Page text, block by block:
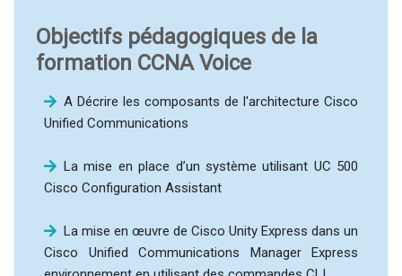
Objectifs pédagogiques de la
formation CCNA Voice
A Décrire les composants de l'architecture Cisco
Unified Communications
La mise en place d’un système utilisant UC 500
Cisco Configuration Assistant
La mise en œuvre de Cisco Unity Express dans un
Cisco Unified Communications Manager Express